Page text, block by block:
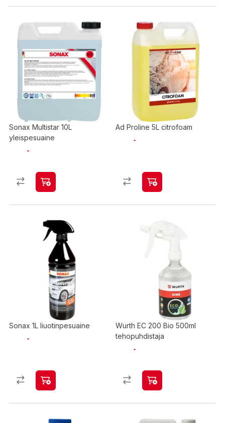
Sonax Multistar 10L
yleispesuaine
Ad Proline 5L citrofoam
Sonax 1L liuotinpesuaine
Wurth EC 200 Bio 500ml
tehopuhdistaja